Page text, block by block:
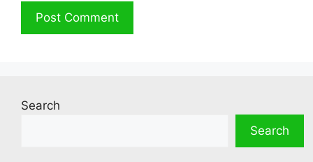
Search
Search